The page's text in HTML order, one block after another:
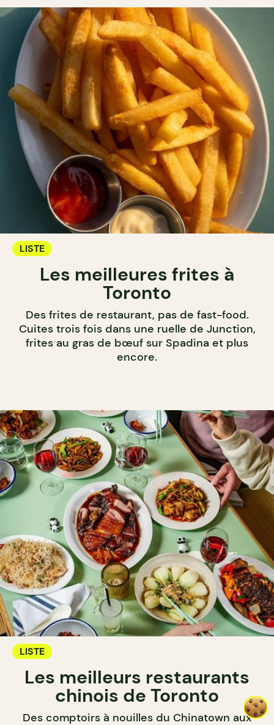
LISTE
Les meilleures frites à
Toronto
Des frites de restaurant, pas de fast-food.
Cuites trois fois dans une ruelle de Junction,
frites au gras de bœuf sur Spadina et plus
encore.
LISTE
Les meilleurs restaurants
chinois de Toronto
Des comptoirs à nouilles du Chinatown aux